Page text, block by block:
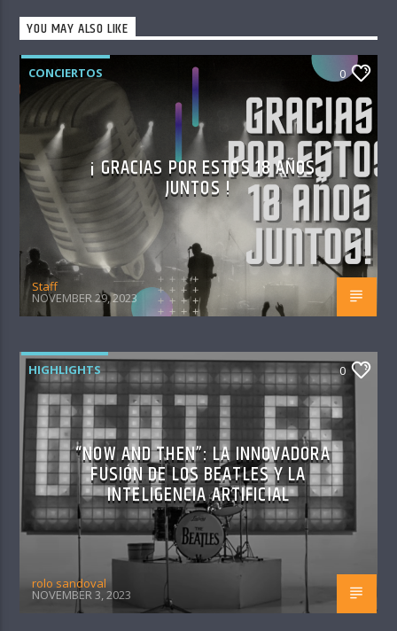
YOU MAY ALSO LIKE
CONCIERTOS 0
¡ GRACIAS POR ESTOS 18 AÑOS
JUNTOS !
Staff
NOVEMBER 29, 2023
HIGHLIGHTS 0
“NOW AND THEN”: LA INNOVADORA
FUSIÓN DE LOS BEATLES Y LA
INTELIGENCIA ARTIFICIAL
rolo sandoval
NOVEMBER 3, 2023